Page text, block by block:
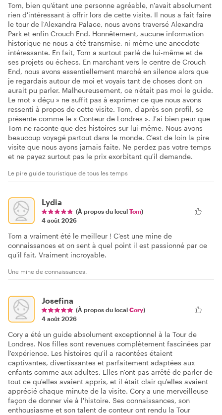
Tom, bien qu'étant une personne agréable, n'avait absolument
rien d'intéressant à offrir lors de cette visite. Il nous a fait faire
le tour de l'Alexandra Palace, nous avons traversé Alexandra
Park et enfin Crouch End. Honnêtement, aucune information
historique ne nous a été transmise, ni même une anecdote
intéressante. En fait, Tom a surtout parlé de lui-même et de
ses projets ou échecs. En marchant vers le centre de Crouch
End, nous avons essentiellement marché en silence alors que
je regardais autour de moi et voyais tant de choses dont on
aurait pu parler. Malheureusement, ce n'était pas moi le guide.
Le mot « déçu » ne suffit pas à exprimer ce que nous avons
ressenti à propos de cette visite. Tom, d'après son profil, se
présente comme le « Conteur de Londres ». J'ai bien peur que
Tom ne raconte que des histoires sur lui-même. Nous avons
beaucoup voyagé partout dans le monde. C'est de loin la pire
visite que nous ayons jamais faite. Ne perdez pas votre temps
et ne payez surtout pas le prix exorbitant qu'il demande.
Le pire guide touristique de tous les temps
Lydia
(À propos du local Tom)
4 août 2026
Tom a vraiment été le meilleur ! C'est une mine de
connaissances et on sent à quel point il est passionné par ce
qu'il fait. Vraiment incroyable.
Une mine de connaissances.
Josefina
(À propos du local Cory)
4 août 2026
Cory a été un guide absolument exceptionnel à la Tour de
Londres. Nos filles sont revenues complètement fascinées par
l'expérience. Les histoires qu'il a racontées étaient
captivantes, divertissantes et parfaitement adaptées aux
enfants comme aux adultes. Elles n'ont pas arrêté de parler de
tout ce qu'elles avaient appris, et il était clair qu'elles avaient
apprécié chaque minute de la visite. Cory a une merveilleuse
façon de donner vie à l'histoire. Ses connaissances, son
enthousiasme et son talent de conteur ont rendu la Tour